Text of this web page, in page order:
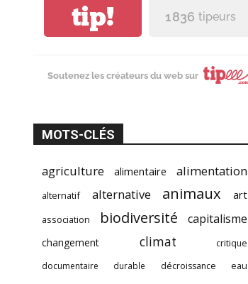
tip! 1 836 tipeurs
Soutenez les créateurs du web sur
MOTS-CLÉS
agriculture alimentaire alimentation
alternatif alternative animaux art
association biodiversité capitalisme
changement climat
critique
documentaire
durable décroissance eau